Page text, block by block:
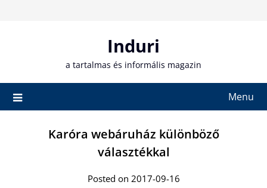
Induri
a tartalmas és informális magazin
Menu
Karóra webáruház különböző
választékkal
Posted on 2017-09-16